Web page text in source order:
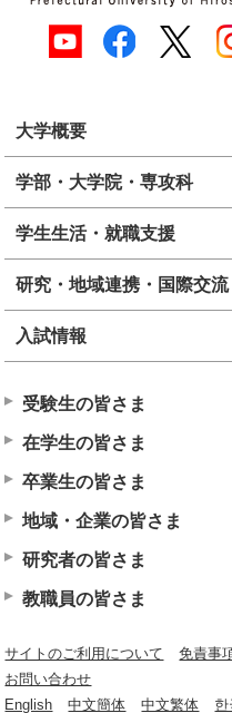
大学概要
学部・大学院・専攻科
学生生活・就職支援
研究・地域連携・国際交流
入試情報
受験生の皆さま
在学生の皆さま
卒業生の皆さま
地域・企業の皆さま
研究者の皆さま
教職員の皆さま
サイトのご利用について 免責事
お問い合わせ
English
中文簡体 中文繁体 한